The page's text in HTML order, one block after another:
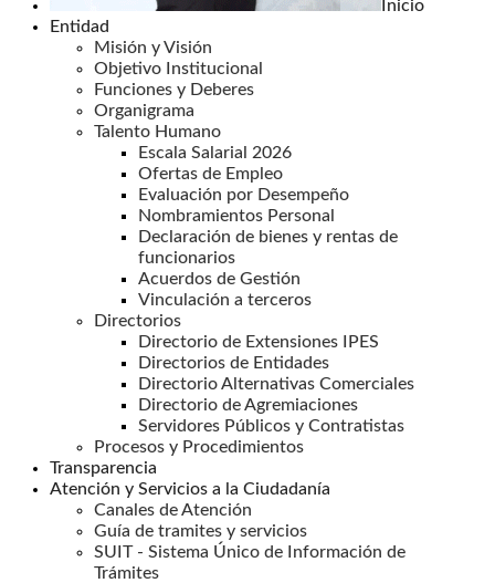
Inicio
Entidad
Misión y Visión
Objetivo Institucional
Funciones y Deberes
Organigrama
Talento Humano
Escala Salarial 2026
Ofertas de Empleo
Evaluación por Desempeño
Nombramientos Personal
Declaración de bienes y rentas de
funcionarios
Acuerdos de Gestión
Vinculación a terceros
Directorios
Directorio de Extensiones IPES
Directorios de Entidades
Directorio Alternativas Comerciales
Directorio de Agremiaciones
Servidores Públicos y Contratistas
Procesos y Procedimientos
Transparencia
Atención y Servicios a la Ciudadanía
Canales de Atención
Guía de tramites y servicios
SUIT - Sistema Único de Información de
Trámites